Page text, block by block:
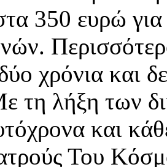
350 ευρώ για
χρόνια και
τη λήξη των
και
Του